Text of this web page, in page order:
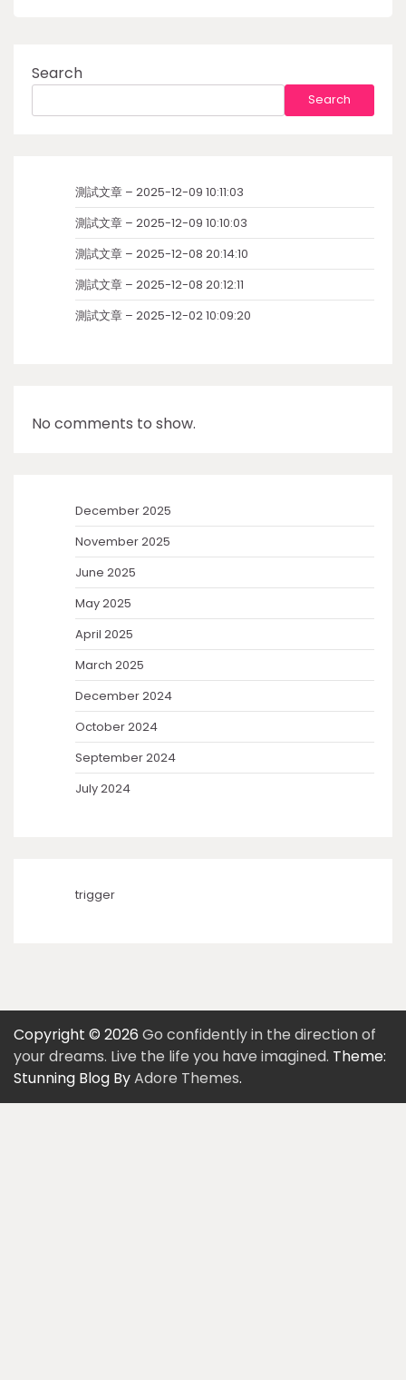
Search
Search
測試文章 – 2025-12-09 10:11:03
測試文章 – 2025-12-09 10:10:03
測試文章 – 2025-12-08 20:14:10
測試文章 – 2025-12-08 20:12:11
測試文章 – 2025-12-02 10:09:20
No comments to show.
December 2025
November 2025
June 2025
May 2025
April 2025
March 2025
December 2024
October 2024
September 2024
July 2024
trigger
Copyright © 2026 Go confidently in the direction of
your dreams. Live the life you have imagined. Theme:
Stunning Blog ByAdore Themes.